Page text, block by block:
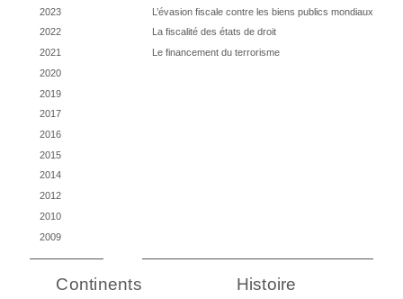
2023
2022
2021
2020
2019
2017
2016
2015
2014
2012
2010
2009
L’évasion fiscale contre les biens publics mondiaux
La fiscalité des états de droit
Le financement du terrorisme
Continents Histoire